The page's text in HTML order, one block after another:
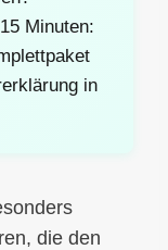
Minuten:
in
die den